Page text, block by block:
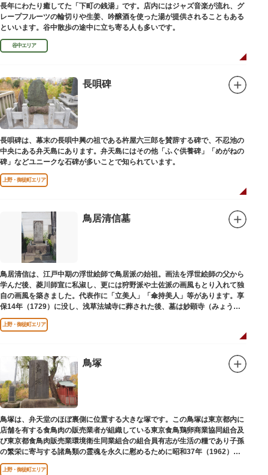
長年にわたり癒してた「下町の銭湯」です。店内にはジャズ音楽が流れ、グ
レープフルーツの輪切りや生姜、吟醸酒を使った湯が提供されることもある
といいます。谷中散歩の途中に立ち寄る人も多いです。
谷中エリア
長唄碑
長唄碑は、幕末の長唄中興の祖である杵屋六三郎を賛辞する碑で、不忍池の
中央にある弁天島にあります。弁天島にはその他「ふぐ供養碑」「めがねの
碑」などユニークな石碑が多いことで知られています。
上野・御徒町エリア
鳥居清信墓
鳥居清信は、江戸中期の浮世絵師で鳥居派の始祖。画法を浮世絵師の父から
学んだ後、菱川師宣に私淑し、更には狩野派や土佐派の画風もとり入れて独
自の画風を築きました。代表作に「立美人」「傘持美人」等があります。享
保14年（1729）に没し、浅草法城寺に葬された後、墓は妙顕寺（みょうけ
んじ）に移されました。
上野・御徒町エリア
鳥塚
鳥塚は、弁天堂のほぼ裏側に位置する大きな塚です。この鳥塚は東京都内に
店舗を有する食鳥肉の販売業者が組織している東京食鳥鶏卵商業協同組合及
び東京都食鳥肉販売業環境衛生同業組合の組合員有志が生活の糧であり子孫
の繁栄に寄与する諸鳥類の霊魂を永久に慰めるために昭和37年（1962）に
建立されました。
上野・御徒町エリア